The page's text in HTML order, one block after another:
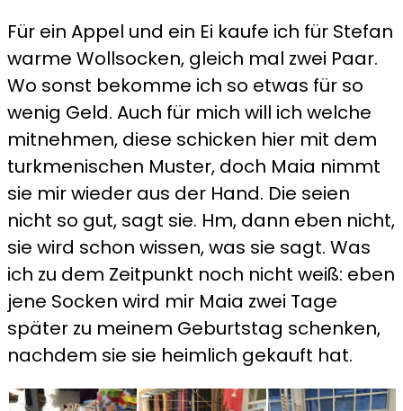
Für ein Appel und ein Ei kaufe ich für Stefan
warme Wollsocken, gleich mal zwei Paar.
Wo sonst bekomme ich so etwas für so
wenig Geld. Auch für mich will ich welche
mitnehmen, diese schicken hier mit dem
turkmenischen Muster, doch Maia nimmt
sie mir wieder aus der Hand. Die seien
nicht so gut, sagt sie. Hm, dann eben nicht,
sie wird schon wissen, was sie sagt. Was
ich zu dem Zeitpunkt noch nicht weiß: eben
jene Socken wird mir Maia zwei Tage
später zu meinem Geburtstag schenken,
nachdem sie sie heimlich gekauft hat.